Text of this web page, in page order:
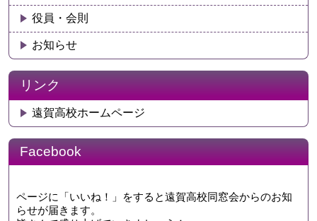
役員・会則
お知らせ
リンク
遠賀高校ホームページ
Facebook
ページに「いいね！」をすると遠賀高校同窓会からのお知
らせが届きます。